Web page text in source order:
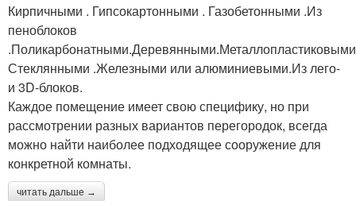
Кирпичными . Гипсокартонными . Газобетонными .Из
пеноблоков
Стеклянными .Железными или алюминиевыми.Из лего-
и 3D-блоков.
Каждое помещение имеет свою специфику, но при
рассмотрении разных вариантов перегородок, всегда
можно найти наиболее подходящее сооружение для
конкретной комнаты.
читать дальше →